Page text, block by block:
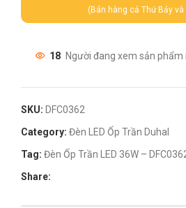
(Bán hàng cả Thứ Bảy và
18 Người đang xem sản phẩm
SKU: DFC0362
Category: Đèn LED Ốp Trần Duhal
Tag: Đèn Ốp Trần LED 36W –
Share: